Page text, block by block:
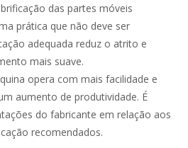
das partes móveis
prática que não deve ser
adequada reduz o atrito e
mais suave.
opera com mais facilidade e
aumento de produtividade. É
do fabricante em relação aos
recomendados.